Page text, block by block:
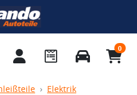
0
Elektrik